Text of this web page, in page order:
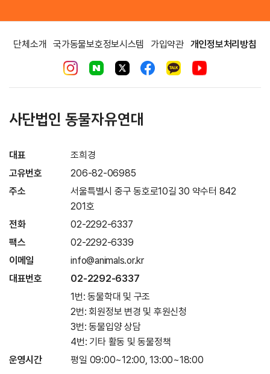
단체소개 국가동물보호정보시스템 가입약관 개인정보처리방침
사단법인 동물자유연대
대표
조희경
고유번호
206-82-06985
주소
서울특별시 중구 동호로10길 30 약수터 842
201호
전화
02-2292-6337
팩스
02-2292-6339
이메일
info@animals.or.kr
대표번호
02-2292-6337
1번: 동물학대 및 구조
2번: 회원정보 변경 및 후원신청
3번: 동물입양 상담
4번: 기타 활동 및 동물정책
운영시간
평일 09:00~12:00, 13:00~18:00